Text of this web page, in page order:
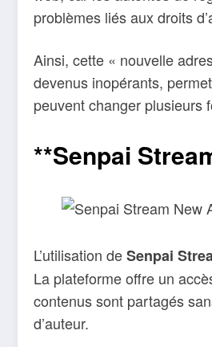
problèmes liés aux droits
Ainsi, cette « nouvelle
devenus inopérants,
peuvent changer plusieurs
**Senpai
L’utilisation deSenpai
La plateforme offre un
contenus sont partagés
d’auteur.